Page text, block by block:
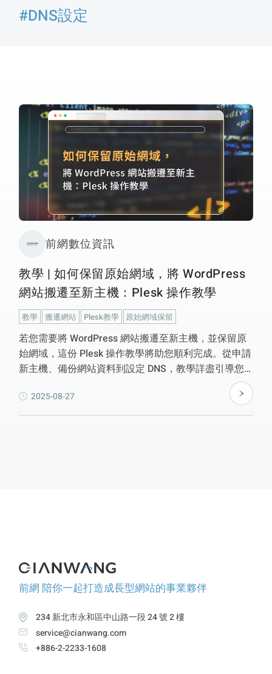
#DNS設定
前網數位資訊
教學 | 如何保留原始網域，將 WordPress
網站搬遷至新主機：Plesk 操作教學
教學 搬遷網站 Plesk教學 原始網域保留
若您需要將 WordPress 網站搬遷至新主機，並保留原
始網域，這份 Plesk 操作教學將助您順利完成。從申請
新主機、備份網站資料到設定 DNS，教學詳盡引導您
操作每個步驟。透過 Plesk 控制面板，您可以輕鬆地備
份資料庫和 WordPress 檔案，同時在新主機上建立資
料庫並上傳備份檔案。最後，記得設定 DNS，確保網
2025-08-27
前網 陪你一起打造成長型網站的事業夥伴
234 新北市永和區中山路一段 24 號 2 樓
service@cianwang.com
+886-2-2233-1608